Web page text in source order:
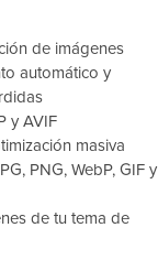
de imágenes
automático y
y AVIF
masiva
PNG, WebP, GIF y
de tu tema de